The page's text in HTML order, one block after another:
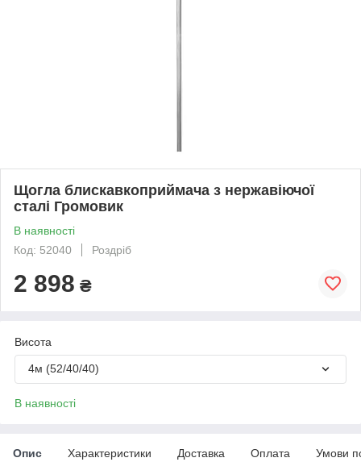
Щогла блискавкоприймача з нержавіючої
сталі Громовик
В наявності
Код: 52040
Роздріб
2 898 ₴
Висота
4м (52/40/40)
В наявності
Опис Характеристики Доставка Оплата Умови